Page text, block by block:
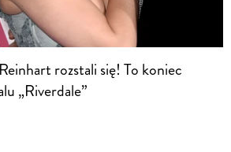
rozstali się! To koniec
„Riverdale”